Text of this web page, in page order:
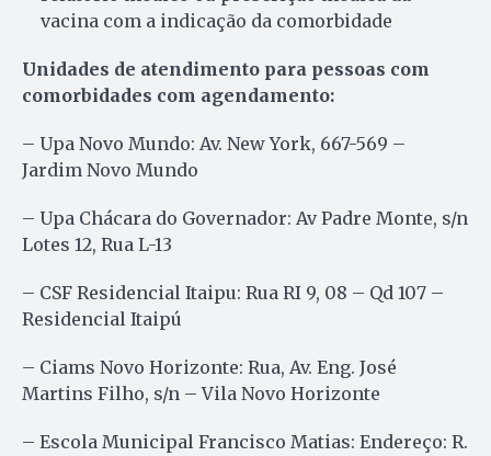
vacina com a indicação da comorbidade
Unidades de atendimento para pessoas com
comorbidades com agendamento:
– Upa Novo Mundo: Av. New York, 667-569 –
Jardim Novo Mundo
– Upa Chácara do Governador: Av Padre Monte, s/n
Lotes 12, Rua L-13
– CSF Residencial Itaipu: Rua RI 9, 08 – Qd 107 –
Residencial Itaipú
– Ciams Novo Horizonte: Rua, Av. Eng. José
Martins Filho, s/n – Vila Novo Horizonte
– Escola Municipal Francisco Matias: Endereço: R.